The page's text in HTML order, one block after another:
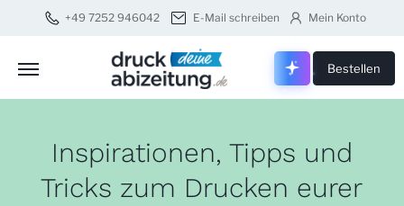
+49 7252 946042 E-Mail schreiben Mein Konto
Druck
Bestellen
Inspirationen, Tipps und
Tricks zum Drucken eurer